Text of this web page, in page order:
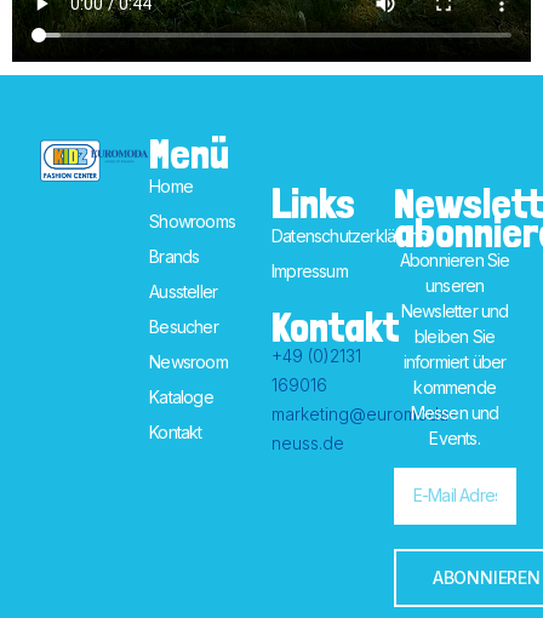
Menü
Home
Showrooms
Brands
Aussteller
Besucher
Newsroom
Kataloge
Kontakt
Links
Datenschutzerklärung
Impressum
Kontakt
+49 (0)2131
169016
marketing@euromoda-
neuss.de
Abonnieren Sie
unseren
Newsletter und
bleiben Sie
informiert über
kommende
Messen und
Events.
ABONNIEREN